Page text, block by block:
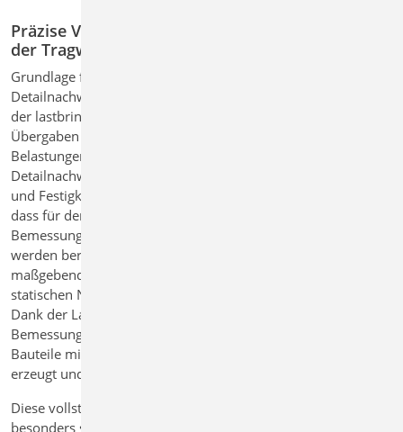
Präzise Verknüpfungen für lokale Nachweise in
der Tragwerksplanung
Grundlage für die Lastweiterleitung über eine Position zum
Detailnachweis ist das lastbringende Bauteil. In der Eingabe
der lastbringenden Position werden im Kapitel „Details“ die
Übergaben für folgende Detailnachweise definiert. Über die
Belastungen hinaus werden bei der Übergabe zum
Detailnachweis auch Bauteilinformationen wie Querschnitte
und Festigkeitsklassen übergeben. Zu beachten ist hierbei,
dass für den Detailnachweis in der Regel
Bemessungsschnittgrößen übergeben werden. Hierzu
werden bereits im lastbringenden Bauteil die
maßgebenderen Bemessungskombinationen für die
statischen Nachweise im lastempfangenen Bauteil gebildet.
Dank der Lastübergabe von Bemessungslasten bzw.
Bemessungsschnittgrößen können Detailnachweise auch für
Bauteile mit einer nichtlinearen Schnittgrößenermittlung
erzeugt und durchgeführt werden.
Diese vollständige Informationsweitergabe ermöglicht eine
besonders schnelle Bemessung im Detailmodul – ohne